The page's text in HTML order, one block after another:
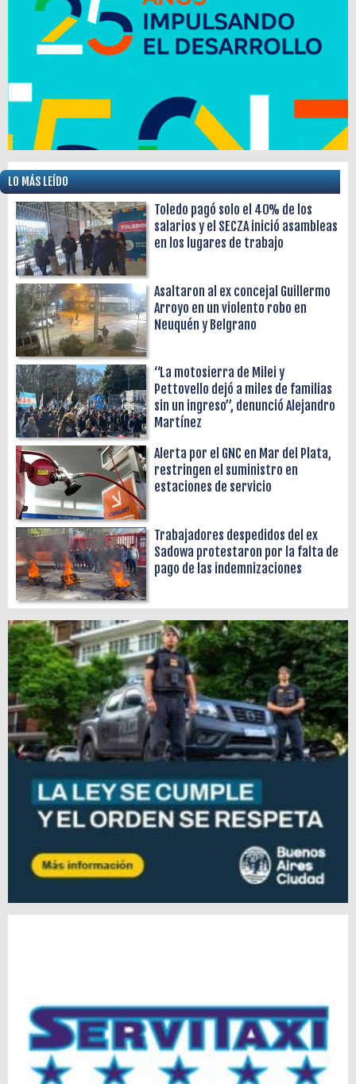
LO MÁS LEÍDO
Toledo pagó solo el 40% de los
salarios y el SECZA inició asambleas
en los lugares de trabajo
Asaltaron al ex concejal Guillermo
Arroyo en un violento robo en
Neuquén y Belgrano
“La motosierra de Milei y
Pettovello dejó a miles de familias
sin un ingreso”, denunció Alejandro
Martínez
Alerta por el GNC en Mar del Plata,
restringen el suministro en
estaciones de servicio
Trabajadores despedidos del ex
Sadowa protestaron por la falta de
pago de las indemnizaciones